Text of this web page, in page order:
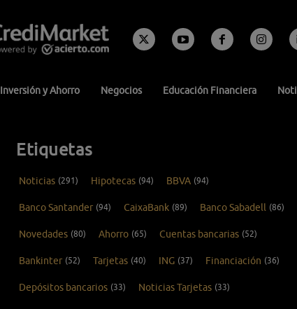
Inversión y Ahorro Negocios Educación Financiera
Etiquetas
Noticias (291) Hipotecas (94) BBVA (94)
Banco Santander (94) CaixaBank (89) Banco Sabadell (86)
Novedades (80) Ahorro (65) Cuentas bancarias (52)
Bankinter (52) Tarjetas (40) ING (37) Financiación (36)
Depósitos bancarios (33) Noticias Tarjetas (33)